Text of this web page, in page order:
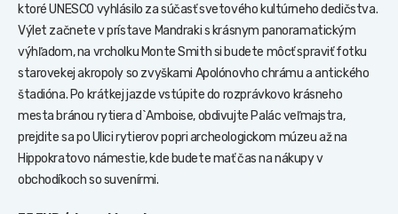
ktoré UNESCO vyhlásilo za súčasť svetového kultúrneho dedičstva.
Výlet začnete v prístave Mandraki s krásnym panoramatickým
výhľadom, na vrcholku Monte Smith si budete môcť spraviť fotku
starovekej akropoly so zvyškami Apolónovho chrámu a antického
štadióna. Po krátkej jazde vstúpite do rozprávkovo krásneho
mesta bránou rytiera d`Amboise, obdivujte Palác veľmajstra,
prejdite sa po Ulici rytierov popri archeologickom múzeu až na
Hippokratovo námestie, kde budete mať čas na nákupy v
obchodíkoch so suvenírmi.